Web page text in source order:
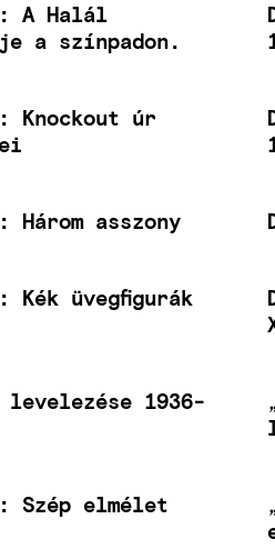
A Halál
a színpadon.
Knockout úr
Három asszony
Kék üvegfigurák
1936-
Szép elmélet